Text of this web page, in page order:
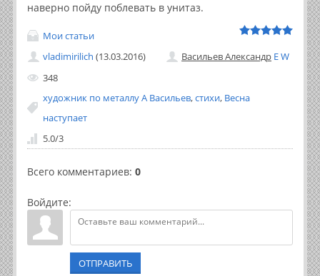
наверно пойду поблевать в унитаз.
Мои статьи
vladimirilich (13.03.2016) Васильев Александр EW
348
художник по металлу А Васильев,стихи, Весна
наступает
5.0/3
Всего комментариев: 0
Войдите:
ОТПРАВИТЬ